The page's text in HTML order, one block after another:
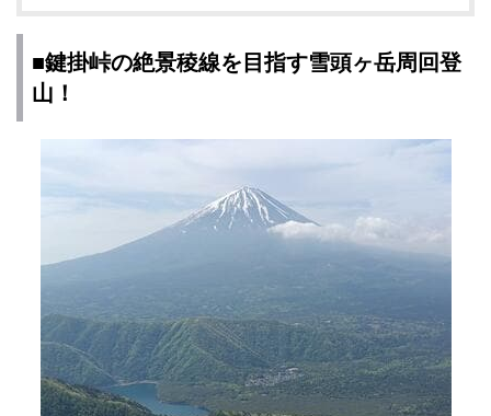
■鍵掛峠の絶景稜線を目指す雪頭ヶ岳周回登
山！